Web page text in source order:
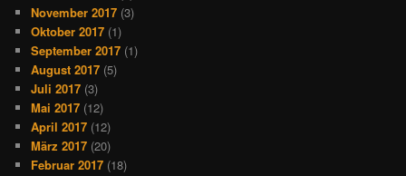
November 2017 (3)
Oktober 2017 (1)
September 2017 (1)
August 2017 (5)
Juli 2017 (3)
Mai 2017 (12)
April 2017 (12)
März 2017 (20)
Februar 2017 (18)